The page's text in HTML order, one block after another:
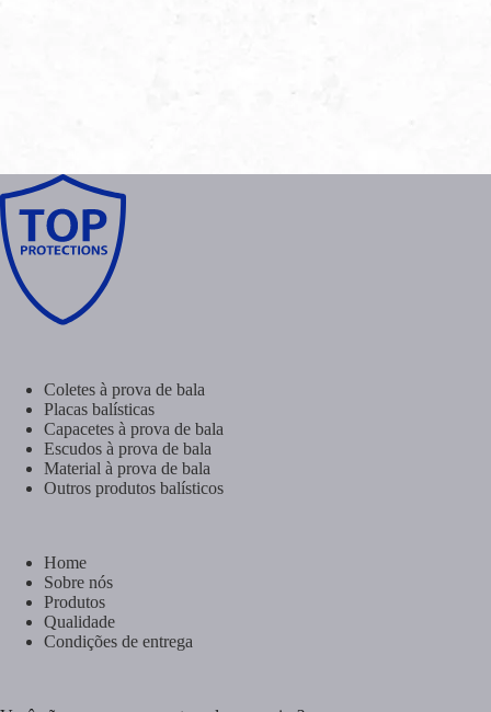
Coletes à prova de bala
Placas balísticas
Capacetes à prova de bala
Escudos à prova de bala
Material à prova de bala
Outros produtos balísticos
Home
Sobre nós
Produtos
Qualidade
Condições de entrega